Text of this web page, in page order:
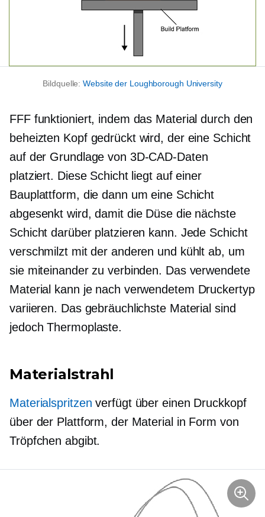
Bildquelle:Website der Loughborough University
FFF funktioniert, indem das Material durch den
beheizten Kopf gedrückt wird, der eine Schicht
auf der Grundlage von 3D-CAD-Daten
platziert. Diese Schicht liegt auf einer
Bauplattform, die dann um eine Schicht
abgesenkt wird, damit die Düse die nächste
Schicht darüber platzieren kann. Jede Schicht
verschmilzt mit der anderen und kühlt ab, um
sie miteinander zu verbinden. Das verwendete
Material kann je nach verwendetem Druckertyp
variieren. Das gebräuchlichste Material sind
jedoch Thermoplaste.
Materialstrahl
Materialspritzen verfügt über einen Druckkopf
über der Plattform, der Material in Form von
Tröpfchen abgibt.